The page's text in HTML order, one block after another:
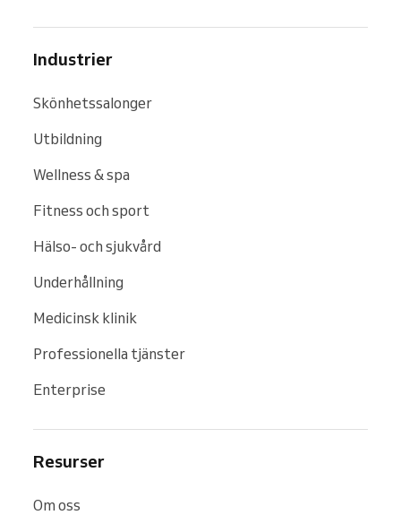
Industrier
Skönhetssalonger
Utbildning
Wellness & spa
Fitness och sport
Hälso- och sjukvård
Underhållning
Medicinsk klinik
Professionella tjänster
Enterprise
Resurser
Om oss